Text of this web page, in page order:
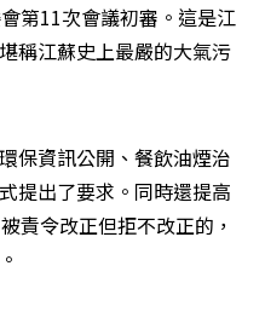
第11次會議初審。這是江
稱江蘇史上最嚴的大氣污
保資訊公開、餐飲油煙治
提出了要求。同時還提高
責令改正但拒不改正的，